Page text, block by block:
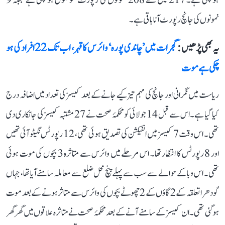
نمونوں کی جانچ رپورٹ آنا باقی ہے۔
یہ بھی پڑھیں :
گجرات میں ’چاندی پورہ‘ وائرس کا قہر، اب تک 22 افراد کی ہو
چکی ہے موت
ریاست میں نگرانی اور جانچ کی مہم تیز کیے جانے کے بعد کیسز کی تعداد میں اضافہ درج
کیا گیا ہے۔ اس سے قبل 14 جولائی کو محکمۂ صحت نے 27 مشتبہ کیسز کی جانکاری دی
تھی۔ اس وقت 7 کیسز میں انفیکشن کی تصدیق ہوئی تھی، 12 رپورٹس نگیٹو آئی تھیں
اور 8 رپورٹس کا انتظار تھا۔ اس مرحلے میں وائرس سے متاثرہ 3 بچوں کی موت ہوئی
تھی۔ اس وبا کے حوالے سے سب سے پہلے پنچ محل ضلع سے معاملہ سامنے آیا تھا، جہاں
گودھرا تعلقہ کے 2 گاؤں کے 2 چھوٹے بچوں کی وائرس سے متاثر ہونے کے بعد موت
ہو گئی تھی۔ ان کیسز کے سامنے آنے کے بعد محکمۂ صحت نے متاثرہ علاقوں میں گھر گھر